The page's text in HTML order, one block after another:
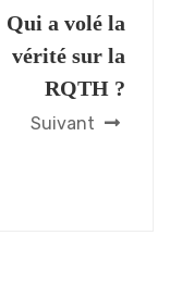
Qui a volé la
vérité sur la
RQTH ?
Suivant